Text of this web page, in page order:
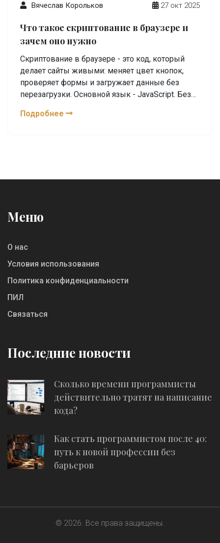
Вячеслав Корольков 27 окт 2025
Что такое скриптование в браузере и
зачем оно нужно
Скриптование в браузере - это код, который
делает сайты живыми: меняет цвет кнопок,
проверяет формы и загружает данные без
перезагрузки. Основной язык - JavaScript. Без
Подробнее
Меню
О нас
Условия использования
Политика конфиденциальности
ПИЛ
Связаться
Последние новости
Сколько времени программисты
действительно тратят на написание
кода?
Как стать программистом после 40:
путь к новой профессии без
барьеров
© 2026. Все права защищены.